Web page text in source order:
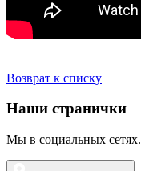
Возврат к списку
Наши странички
Мы в социальных сетях.